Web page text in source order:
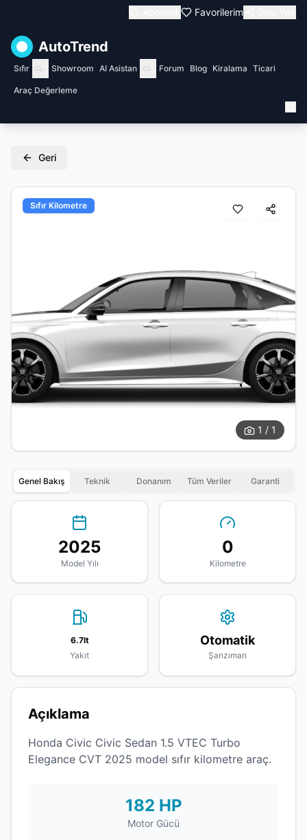
Favorilerim
AutoTrend
Sıfır Showroom AI Asistan Forum Blog Kiralama Ticari
Araç Değerleme
Geri
Sıfır Kilometre
1 / 1
Genel Bakış Teknik Donanım Tüm Veriler Garanti
2025
Model Yılı
0
Kilometre
6.7lt
Yakıt
Otomatik
Şanzıman
Açıklama
Honda Civic Civic Sedan 1.5 VTEC Turbo
Elegance CVT 2025 model sıfır kilometre araç.
182 HP
Motor Gücü